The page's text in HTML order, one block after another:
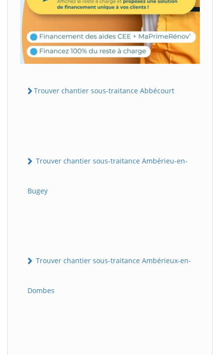
Trouver chantier sous-traitance Abbécourt
Trouver chantier sous-traitance Ambérieu-en-
Bugey
Trouver chantier sous-traitance Ambérieux-en-
Dombes